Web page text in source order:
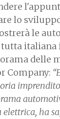
lo
le
tutta
delle
Company:
ha